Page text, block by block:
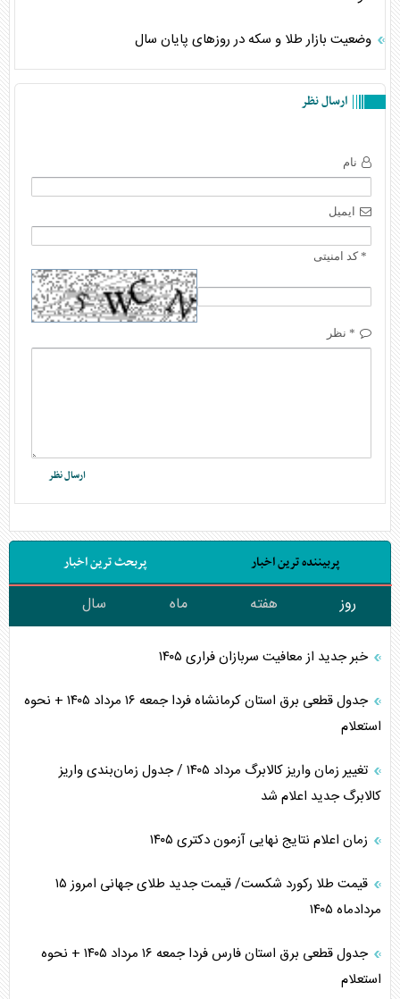
وضعیت بازار طلا و سکه در روز‌های پایان سال
ارسال نظر
نام
ایمیل
* کد امنیتی
* نظر
پربیننده ترین اخبار پربحث ترین اخبار
روز هفته ماه سال
خبر جدید از معافیت سربازان فراری ۱۴۰۵
جدول قطعی برق استان کرمانشاه فردا جمعه ۱۶ مرداد ۱۴۰۵ + نحوه
استعلام
تغییر زمان واریز کالابرگ مرداد ۱۴۰۵ / جدول زمان‌بندی واریز
کالابرگ جدید اعلام شد
زمان اعلام نتایج نهایی آزمون دکتری ۱۴۰۵
قیمت طلا رکورد شکست/ قیمت جدید طلای جهانی امروز ۱۵
مردادماه ۱۴۰۵
جدول قطعی برق استان فارس فردا جمعه ۱۶ مرداد ۱۴۰۵ + نحوه
استعلام